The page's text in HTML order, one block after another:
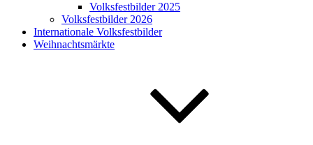
Volksfestbilder 2025
Volksfestbilder 2026
Internationale Volksfestbilder
Weihnachtsmärkte